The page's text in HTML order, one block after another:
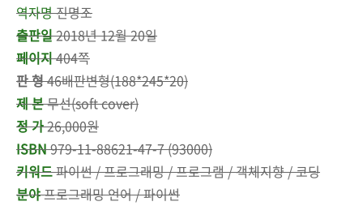
역자명진명조
출판일2018년 12월 20일
페이지404쪽
판 형46배판변형(188*245*20)
제 본무선(soft cover)
정 가26,000원
ISBN979-11-88621-47-7 (93000)
키워드파이썬 / 프로그래밍 / 프로그램 / 객체지향 / 코딩
분야프로그래밍 언어 / 파이썬